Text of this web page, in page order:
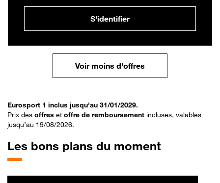
S'identifier
Voir moins d'offres
Eurosport 1 inclus jusqu'au 31/01/2029.
Prix des offres et offre de remboursement incluses, valables
jusqu’au 19/08/2026.
Les bons plans du moment